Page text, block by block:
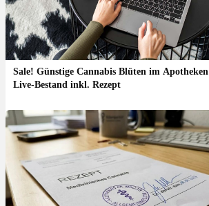
Sale! Günstige Cannabis Blüten im Apotheken
Live-Bestand inkl. Rezept